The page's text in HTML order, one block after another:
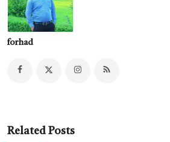
forhad
Related Posts